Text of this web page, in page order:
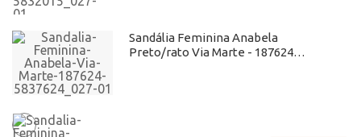
Sandália Feminina Anabela
Preto/rato Via Marte - 187624